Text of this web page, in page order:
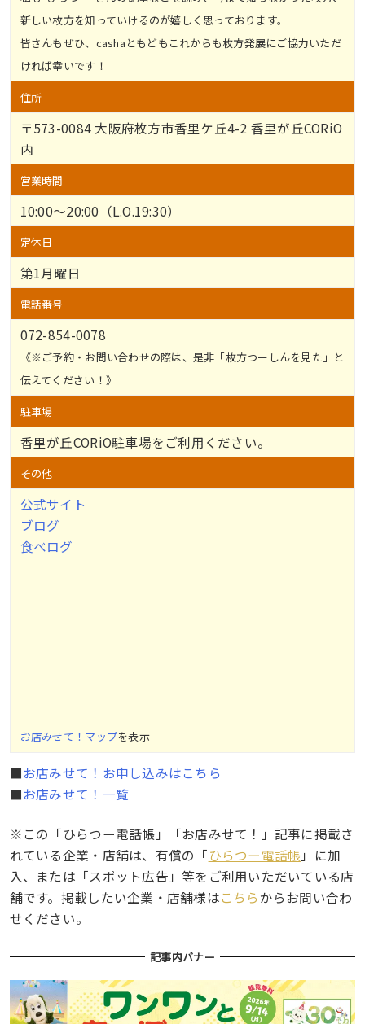
新しい枚方を知っていけるのが嬉しく思っております。
皆さんもぜひ、cashaともどもこれからも枚方発展にご協力いただ
ければ幸いです！
住所
〒573-0084 大阪府枚方市香里ケ丘4-2 香里が丘CORiO
内
営業時間
10:00～20:00（L.O.19:30）
定休日
第1月曜日
電話番号
072-854-0078
《※ご予約・お問い合わせの際は、是非「枚方つーしんを見た」と
伝えてください！》
駐車場
香里が丘CORiO駐車場をご利用ください。
その他
公式サイト
ブログ
食べログ
お店みせて！マップを表示
■お店みせて！お申し込みはこちら
■お店みせて！一覧
※この「ひらつー電話帳」「お店みせて！」記事に掲載さ
れている企業・店舗は、有償の「ひらつー電話帳」に加
入、または「スポット広告」等をご利用いただいている店
舗です。掲載したい企業・店舗様はこちら からお問い合わ
せください。
記事内バナー